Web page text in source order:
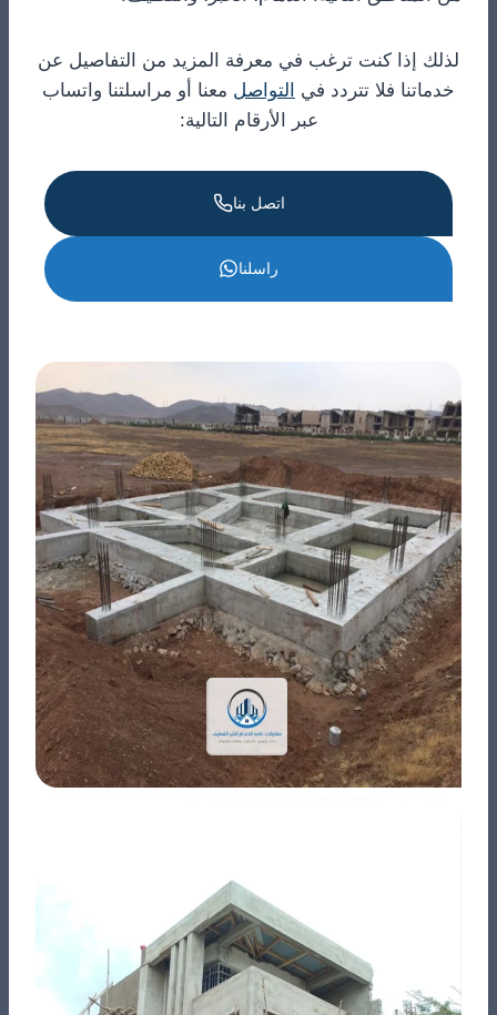
لذلك إذا كنت ترغب في معرفة المزيد من التفاصيل عن
خدماتنا فلا تتردد في
التواصل معنا أو مراسلتنا واتساب
عبر الأرقام التالية:
اتصل بنا
راسلنا